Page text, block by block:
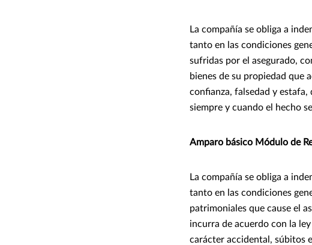
La compañía se obliga a
tanto en las condiciones
sufridas por el asegurado,
bienes de su propiedad que
confianza, falsedad y
siempre y cuando el hecho
Amparo básico Módulo de
La compañía se obliga a
tanto en las condiciones
patrimoniales que cause el
incurra de acuerdo con la
carácter accidental, súbitos